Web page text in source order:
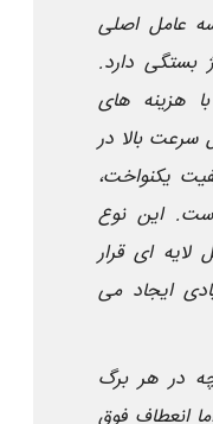
عامل اصلی
بستگی دارد.
هزینه های
سرعت بالا در
یکنواخت،
است. این نوع
ای قرار
ایجاد می
در هر برگ
انعطاف فوق